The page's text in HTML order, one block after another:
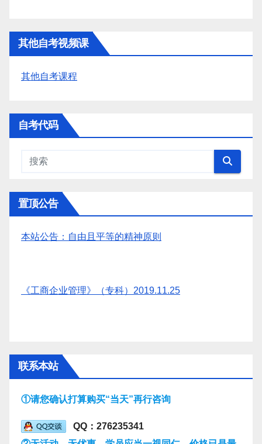
其他自考视频课
其他自考课程
自考代码
置顶公告
本站公告：自由且平等的精神原则
《工商企业管理》（专科）2019.11.25
联系本站
①请您确认打算购买“当天”再行咨询
QQ：276235341